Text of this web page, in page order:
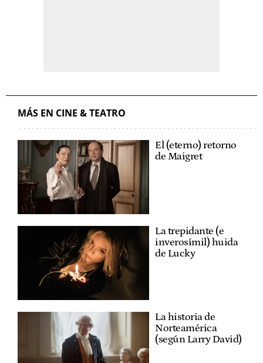
MÁS EN CINE & TEATRO
El (eterno) retorno
de Maigret
La trepidante (e
inverosímil) huida
de Lucky
La historia de
Norteamérica
(según Larry David)